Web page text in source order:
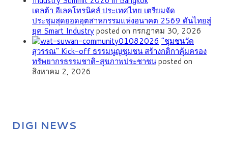
เดลต้า อีเลคโทรนิคส์ ประเทศไทย เตรียมจัด
ประชุมสุดยอดอุตสาหกรรมแห่งอนาคต 2569 ดันไทยสู่
ยุค Smart Industryposted on กรกฎาคม 30, 2026
”ชุมชนวัด
สุวรรณ” Kick-off ธรรมนูญชุมชน สร้างกติกาคุ้มครอง
ทรัพยากรธรรมชาติ-สุขภาพประชาชนposted on
สิงหาคม 2, 2026
DIGI NEWS